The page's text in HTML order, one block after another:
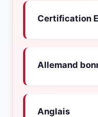
Certification
Allemand
Anglais